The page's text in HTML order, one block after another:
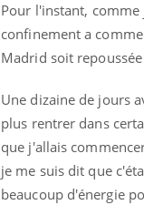
Pour l'instant, comme
confinement a
Madrid soit
Une dizaine de jours
plus rentrer dans
que j'allais
je me suis dit que
beaucoup d'énergie
VIH : la fin du
tous les jours
elle enfin ?
Pourquoi votre
gâche-t-il les
jours de vos